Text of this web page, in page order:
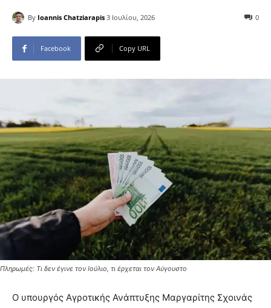
By Ioannis Chatziarapis 3 Ιουλίου, 2026 0
Facebook Copy URL
Πληρωμές: Τι δεν έγινε τον Ιούλιο, τι έρχεται τον Αύγουστο
Ο υπουργός Αγροτικής Ανάπτυξης Μαργαρίτης Σχοινάς